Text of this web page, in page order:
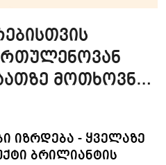
მოთხოვნა
იზრდება - ყველაზე
ბრილიანტის